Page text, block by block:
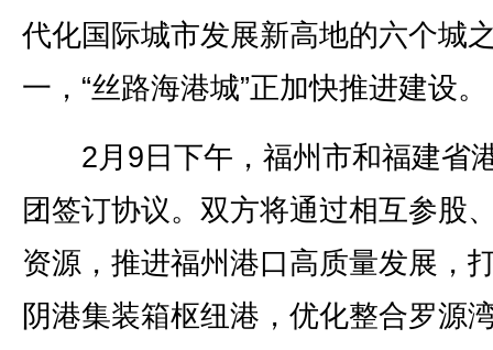
代化国际城市发展新高地的六个城
一，“丝路海港城”正加快推进建设。
2月9日下午，福州市和福建省
团签订协议。双方将通过相互参股
资源，推进福州港口高质量发展，
阴港集装箱枢纽港，优化整合罗源